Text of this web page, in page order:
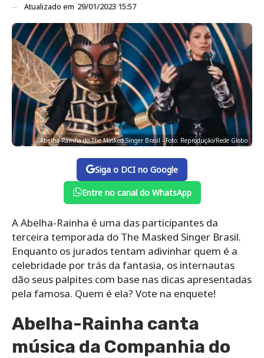
Atualizado em 29/01/2023 15:57
Abelha-Rainha do The Masked Singer Brasil - Foto: Reprodução/Rede Globo
Siga o DCI no Google
Entre no canal do WhatsApp
A Abelha-Rainha é uma das participantes da
terceira temporada do The Masked Singer Brasil.
Enquanto os jurados tentam adivinhar quem é a
celebridade por trás da fantasia, os internautas
dão seus palpites com base nas dicas apresentadas
pela famosa. Quem é ela? Vote na enquete!
Abelha-Rainha canta
música da Companhia do